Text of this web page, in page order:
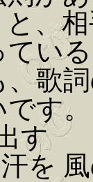
と、
い
歌
す。
す
を